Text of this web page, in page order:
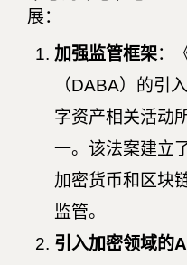
展：
加强监管框架：
（DABA）的引
字资产相关活动
一。该法案建立
加密货币和区块
监管。
引入加密领域的